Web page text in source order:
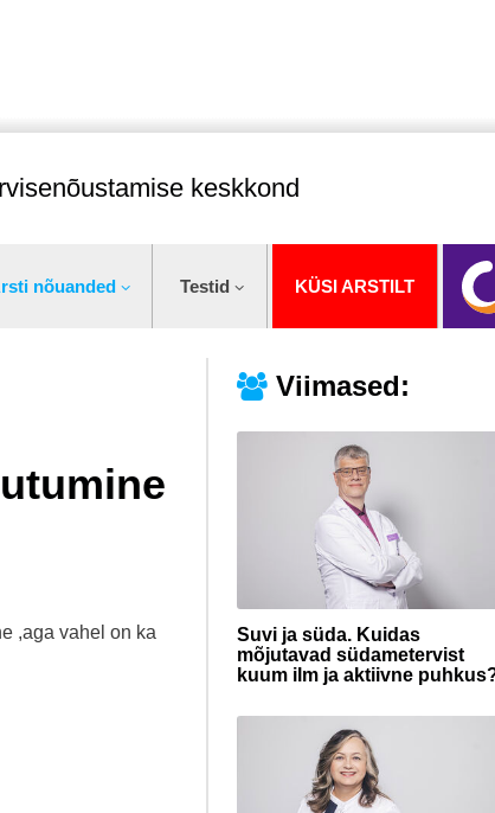
keskkond
nõuanded Testid KÜSI ARSTILT
Viimased:
Suvi ja süda. Kuidas
mõjutavad südametervist
kuum ilm ja aktiivne
,aga vahel on ka